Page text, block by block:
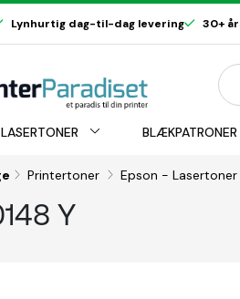
Lynhurtig dag-til-dag levering 30+
LASERTONER BLÆKPATRONER
Printertoner Epson - Lasertoner
Y